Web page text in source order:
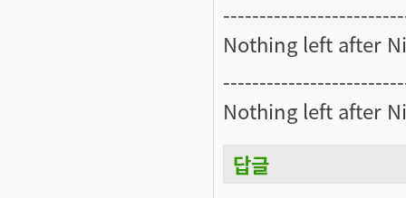
Nothing left after
Nothing left after
답글